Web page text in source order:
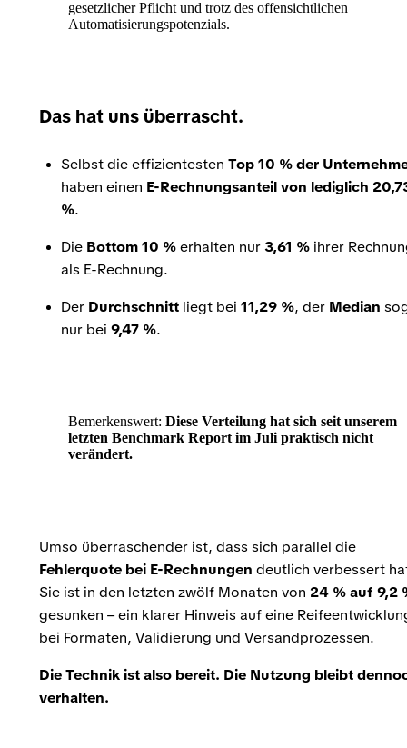
gesetzlicher Pflicht und trotz des offensichtlichen
Automatisierungspotenzials.
Das hat uns überrascht.
Selbst die effizientesten Top 10 % der
haben einen E-Rechnungsanteil von lediglich
%.
Die Bottom 10 %erhalten nur3,61 % ihrer
als E-Rechnung.
Der Durchschnitt liegt bei 11,29 %, der Median
nur bei 9,47 %.
Bemerkenswert: Diese Verteilung hat sich seit unserem
letzten Benchmark Report im Juli praktisch nicht
verändert.
Umso überraschender ist, dass sich parallel die
Fehlerquote bei E-Rechnungen deutlich verbessert
Sie ist in den letzten zwölf Monaten von 24 % auf 9,2
gesunken – ein klarer Hinweis auf eine
bei Formaten, Validierung und Versandprozessen.
Die Technik ist also bereit. Die Nutzung bleibt
verhalten.